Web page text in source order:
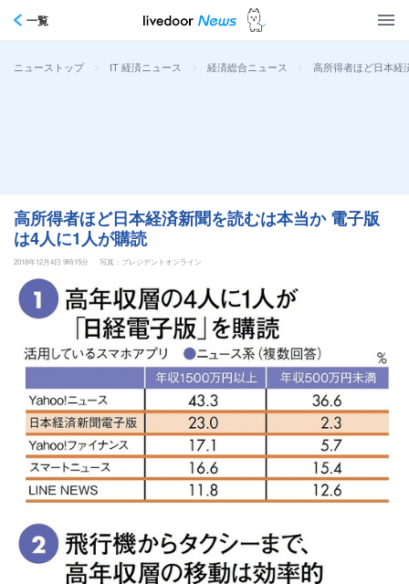
一覧
ニューストップ > IT 経済ニュース > 経済総合ニュース > 高所得者ほど日本経
高所得者ほど日本経済新聞を読むは本当か 電子版
は4人に1人が購読
2018年12月4日 9時15分 写真：プレジデントオンライン